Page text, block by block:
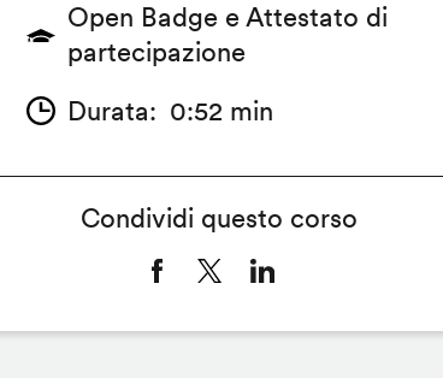
Open Badge e Attestato di
partecipazione
Durata
0:52 min
Condividi questo corso